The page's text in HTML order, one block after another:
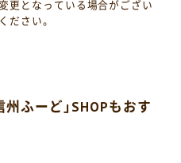
更となっている場合がござい
ださい。
ふーど」SHOPもおす